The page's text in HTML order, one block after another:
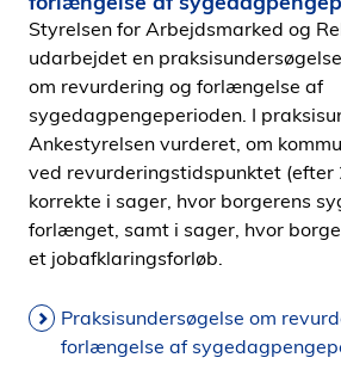
Styrelsen for Arbejdsmarked og
udarbejdet en
om revurdering og forlængelse af
sygedagpengeperioden. I
Ankestyrelsen vurderet, om
ved revurderingstidspunktet (efter
korrekte i sager, hvor borgerens
forlænget, samt i sager, hvor
et jobafklaringsforløb.
Praksisundersøgelse om
forlængelse af